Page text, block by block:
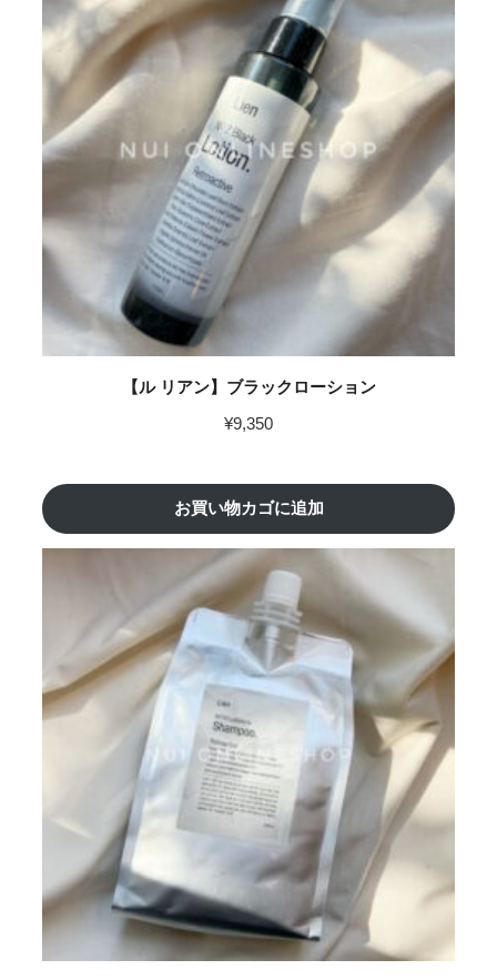
【ル リアン】ブラックローション
¥9,350
お買い物カゴに追加